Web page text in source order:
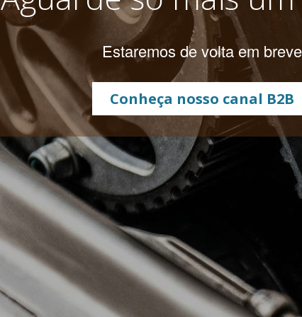
Estaremos de volta em breve
Conheça nosso canal B2B